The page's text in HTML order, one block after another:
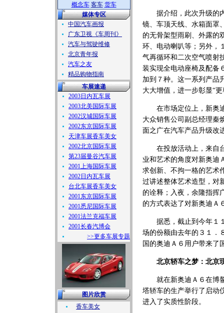
概念车 客车 货车
媒体专区
中国汽车画报
广东卫视《车周刊》
汽车与驾驶维修
北京青年报
汽车之友
精品购物指南
车展速递
2003日内瓦车展
2003北美国际车展
2002汉城国际车展
2002东京国际车展
天津车展香车美女
2002北京国际车展
第23届曼谷汽车展
2001上海国际车展
2002日内瓦车展
台北车展香车美女
2001东京国际车展
2001悉尼国际车展
2001法兰克福车展
2001长春汽博会
>>更多车展专题
图片欣赏
香车美女
据介绍，此次升级的内
镜、车顶天线、水箱面罩
的无骨架型雨刷、外露的
环、电动喇叭等；另外，
气再循环和二次空气喷射
装实现全电动座椅及配备
加到７种。这一系列产品
大大增值，进一步彰显“
在市场定位上，新奥迪
大众销售公司副总经理秦
面之广在汽车产品升级改
在投放活动上，来自台
业和艺术的角度对新奥迪
求创新、不拘一格的艺术
过讲述整体艺术造型，对
的诠释；入夜，余隆指挥
的方式表达了对新奥迪Ａ
据悉，截止到今年１１
场的份额由去年的３１．
国的奥迪Ａ６用户带来了
北京轿车之梦：北京
就在新奥迪Ａ６在博鳌
塔轿车的生产举行了启动
进入了实质性阶段。